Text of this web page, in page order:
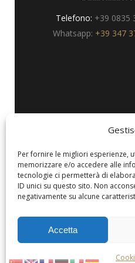
Per fornire le migliori esperienze,
memorizzare e/o accedere alle
tecnologie ci permetterà di
ID unici su questo sito. Non
negativamente su alcune
Accetta
Telefono: +39 0835
Whatsapp: +39 347
Per comunicare con questa